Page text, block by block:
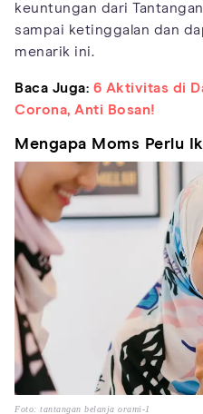
keuntungan dari
sampai ketinggalan dan
menarik ini.
Baca Juga: 6 Aktivitas di
Corona, Anti Bosan!
Mengapa Moms Perlu
Foto: tantangan belanja orami-1